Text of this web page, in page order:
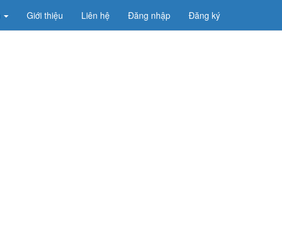
Giới thiệu Liên hệ Đăng nhập Đăng ký